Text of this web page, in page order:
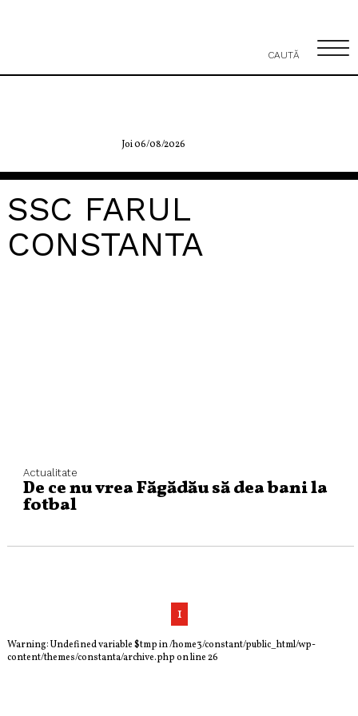
Joi 06/08/2026
CAUTĂ
SSC FARUL
CONSTANTA
Actualitate
De ce nu vrea Făgădău să dea bani la
fotbal
1
Warning: Undefined variable $tmp in/home3/constant/public_html/wp-
content/themes/constanta/archive.phpon line26